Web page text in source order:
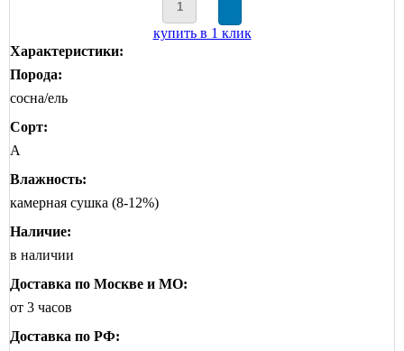
купить в 1 клик
Характеристики:
Порода:
сосна/ель
Сорт:
А
Влажность:
камерная сушка (8-12%)
Наличие:
в наличии
Доставка по Москве и МО:
от 3 часов
Доставка по РФ: